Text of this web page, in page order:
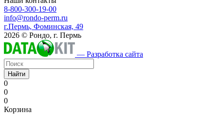
8-800-300-19-00
info@rondo-perm.ru
г.Пермь, Фоминская, 49
2026 © Рондо, г. Пермь
— Разработка сайта
Найти
0
0
0
Корзина